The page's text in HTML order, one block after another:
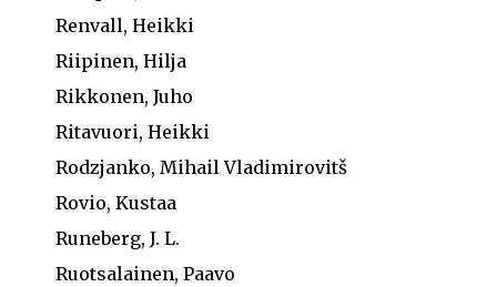
Renvall, Heikki
Riipinen, Hilja
Rikkonen, Juho
Ritavuori, Heikki
Rodzjanko, Mihail Vladimirovitš
Rovio, Kustaa
Runeberg, J. L.
Ruotsalainen, Paavo